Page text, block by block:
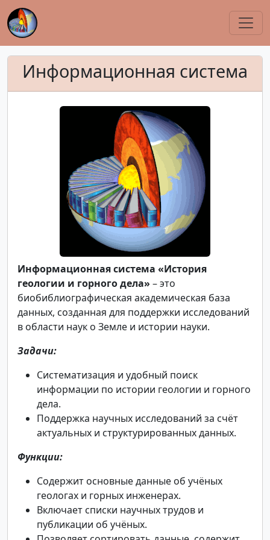
Информационная система
Информационная система «История
геологии и горного дела» – это
биобиблиографическая академическая база
данных, созданная для поддержки исследований
в области наук о Земле и истории науки.
Задачи:
Систематизация и удобный поиск
информации по истории геологии и горного
дела.
Поддержка научных исследований за счёт
актуальных и структурированных данных.
Функции:
Содержит основные данные об учёных
геологах и горных инженерах.
Включает списки научных трудов и
публикации об учёных.